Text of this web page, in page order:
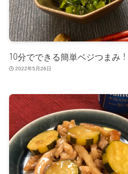
10分でできる簡単ベジつまみ
2022年5月26日